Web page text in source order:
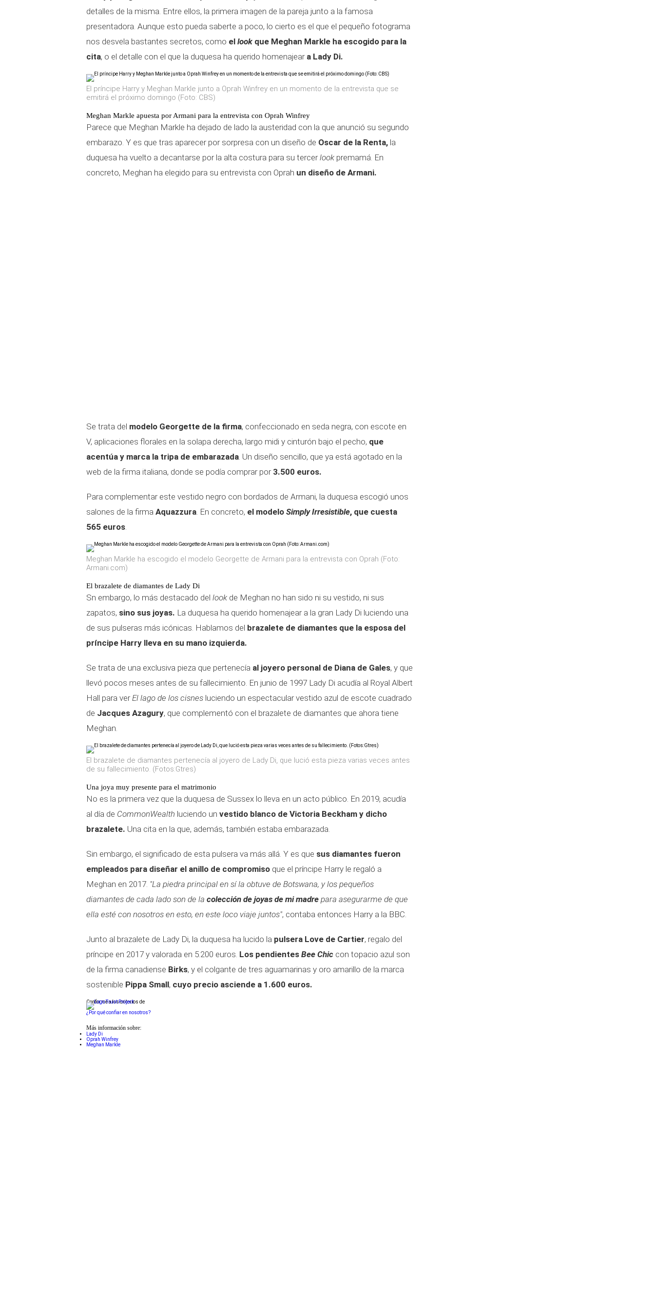
detalles de la misma. Entre ellos, la primera imagen de la pareja junto a la famosa
presentadora. Aunque esto pueda saberte a poco, lo cierto es el que el pequeño fotograma
nos desvela bastantes secretos, como el lookque Meghan Markle ha escogido para la
cita, o el detalle con el que la duquesa ha querido homenajeara Lady Di.
El príncipe Harry y Meghan Markle junto a Oprah Winfrey en un momento de la entrevista que se
emitirá el próximo domingo (Foto: CBS)
Meghan Markle apuesta por Armani para la entrevista con Oprah Winfrey
Parece que Meghan Markle ha dejado de lado la austeridad con la que anunció su segundo
embarazo. Y es que tras aparecer por sorpresa con un diseño de Oscar de la Renta, la
duquesa ha vuelto a decantarse por la alta costura para su tercerlook premamá. En
concreto, Meghan ha elegido para su entrevista con Oprah un diseño de Armani.
Se trata del modelo Georgette de la firma, confeccionado en seda negra, con escote en
V, aplicaciones florales en la solapa derecha, largo midi y cinturón bajo el pecho, que
acentúa y marca la tripa de embarazada. Un diseño sencillo, que ya está agotado en la
web de la firma italiana, donde se podía comprar por3.500 euros.
Para complementar este vestido negro con bordados de Armani, la duquesa escogió unos
salones de la firma Aquazzura. En concreto, el modelo Simply Irresistible, que cuesta
565 euros.
Meghan Markle ha escogido el modelo Georgette de Armani para la entrevista con Oprah (Foto:
Armani.com)
El brazalete de diamantes de Lady Di
Sn embargo, lo más destacado del look de Meghan no han sido ni su vestido, ni sus
zapatos, sino sus joyas. La duquesa ha querido homenajear a la gran Lady Di luciendo una
de sus pulseras más icónicas. Hablamos del brazalete de diamantes que la esposa del
príncipe Harry lleva en su mano izquierda.
Se trata de una exclusiva pieza que pertenecía al joyero personal de Diana de Gales, y que
llevó pocos meses antes de su fallecimiento. En junio de 1997 Lady Di acudía al Royal Albert
Hall para verEl lago de los cisnes luciendo un espectacular vestido azul de escote cuadrado
de Jacques Azagury, que complementó con el brazalete de diamantes que ahora tiene
Meghan.
El brazalete de diamantes pertenecía al joyero de Lady Di, que lució esta pieza varias veces antes
de su fallecimiento. (Fotos:Gtres)
Una joya muy presente para el matrimonio
No es la primera vez que la duquesa de Sussex lo lleva en un acto público. En 2019, acudía
al día de CommonWealth luciendo un vestido blanco de Victoria Beckham y dicho
brazalete. Una cita en la que, además, también estaba embarazada.
Sin embargo, el significado de esta pulsera va más allá. Y es que sus diamantes fueron
empleados para diseñar el anillo de compromiso que el príncipe Harry le regaló a
Meghan en 2017. "La piedra principal en sí la obtuve de Botswana, y los pequeños
diamantes de cada lado son de la colección de joyas de mi madre para asegurarme de que
ella esté con nosotros en esto, en este loco viaje juntos", contaba entonces Harry a la BBC.
Junto al brazalete de Lady Di, la duquesa ha lucido la pulsera Love de Cartier, regalo del
príncipe en 2017 y valorada en 5.200 euros. Los pendientes Bee Chic con topacio azul son
de la firma canadiense Birks, y el colgante de tres aguamarinas y oro amarillo de la marca
sostenible Pippa Small, cuyo precio asciende a 1.600 euros.
Conforme a los criterios de
¿Por qué confiar en nosotros?
Más información sobre:
Lady Di
Oprah Winfrey
Meghan Markle